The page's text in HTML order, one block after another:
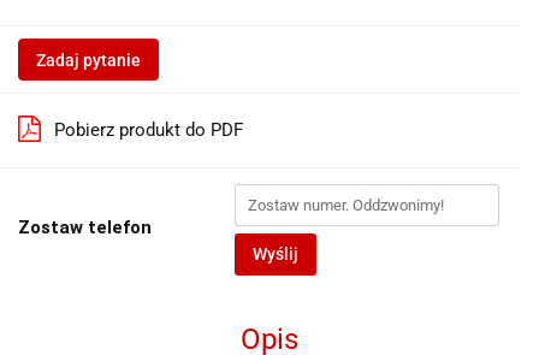
Zadaj pytanie
Pobierz produkt do PDF
Zostaw telefon
Wyślij
Opis